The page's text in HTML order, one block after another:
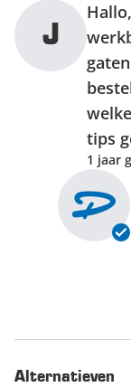
J
tips
1 jaar
Alternatieven